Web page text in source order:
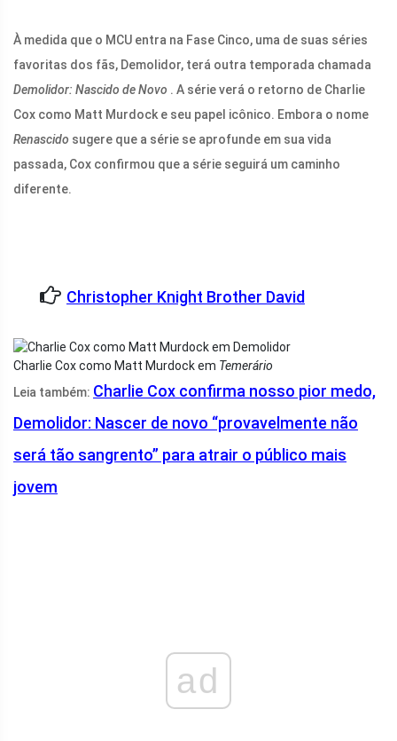
À medida que o MCU entra na Fase Cinco, uma de suas séries
favoritas dos fãs, Demolidor, terá outra temporada chamada
Demolidor: Nascido de Novo . A série verá o retorno de Charlie
Cox como Matt Murdock e seu papel icônico. Embora o nome
Renascido sugere que a série se aprofunde em sua vida
passada, Cox confirmou que a série seguirá um caminho
diferente.
Christopher Knight Brother David
Charlie Cox como Matt Murdock em Temerário
Leia também: Charlie Cox confirma nosso pior medo,
Demolidor: Nascer de novo “provavelmente não
será tão sangrento” para atrair o público mais
jovem
ad